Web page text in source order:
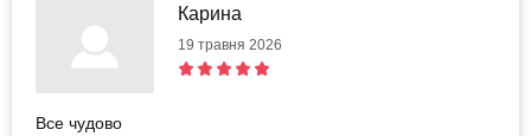
Карина
19 травня 2026
Все чудово